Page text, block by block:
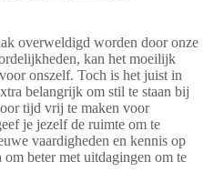
overweldigd worden door onze
kan het moeilijk
onszelf. Toch is het juist in
belangrijk om stil te staan bij
tijd vrij te maken voor
je jezelf de ruimte om te
vaardigheden en kennis op
om beter met uitdagingen om te